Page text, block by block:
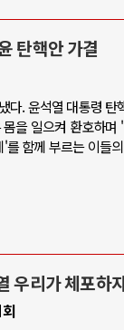
탄핵안 가결
다. 윤석열 대통령 탄
을 일으켜 환호하며
함께 부르는 이들
우리가 체포하